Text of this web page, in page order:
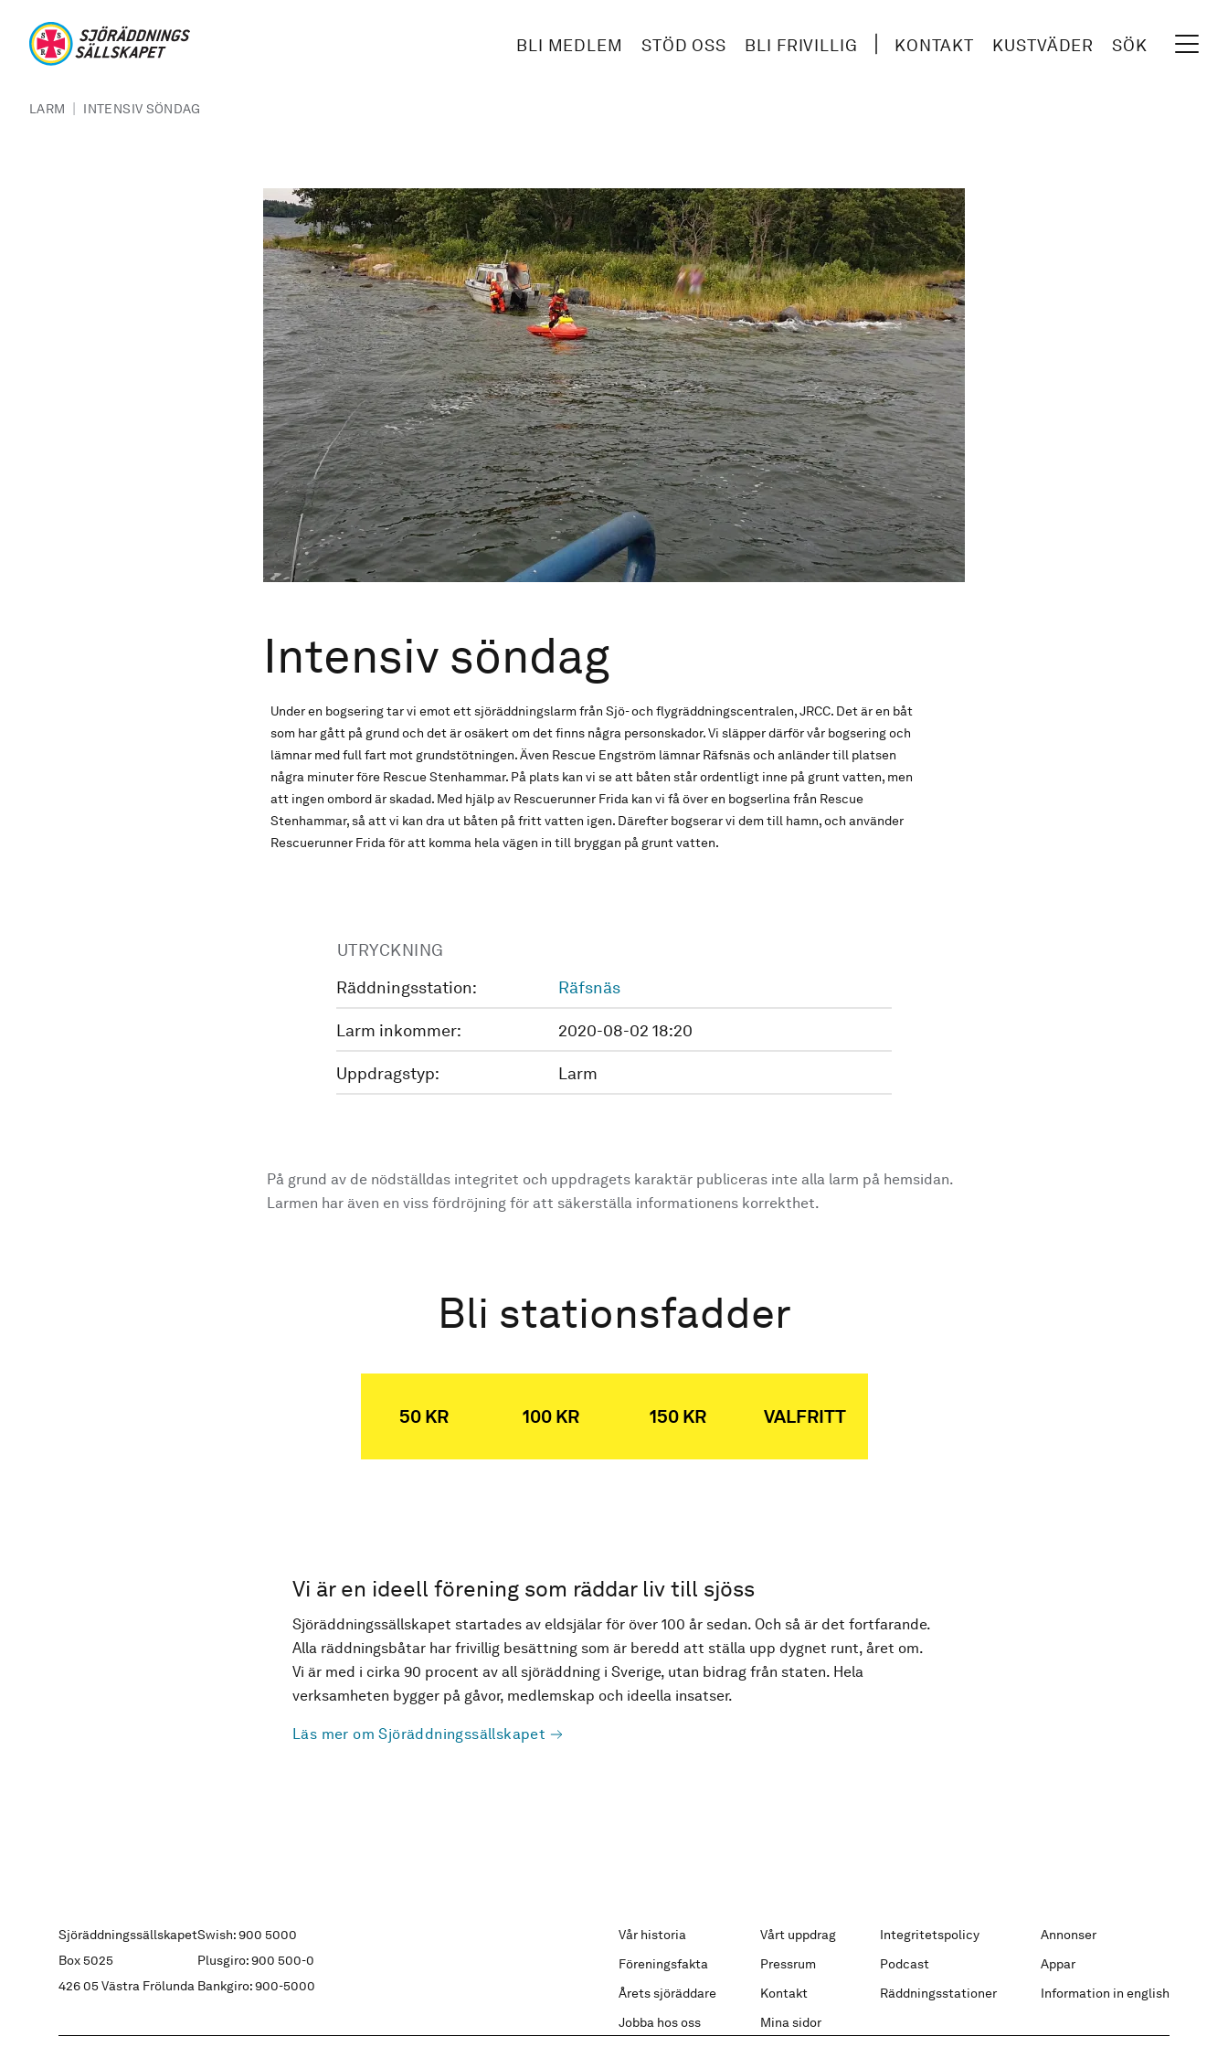
BLI MEDLEM STÖD OSS BLI FRIVILLIG KONTAKT KUSTVÄDER SÖK
LARM | INTENSIV SÖNDAG
Intensiv söndag
Under en bogsering tar vi emot ett sjöräddningslarm från Sjö- och flygräddningscentralen, JRCC. Det är en båt
som har gått på grund och det är osäkert om det finns några personskador. Vi släpper därför vår bogsering och
lämnar med full fart mot grundstötningen. Även Rescue Engström lämnar Räfsnäs och anländer till platsen
några minuter före Rescue Stenhammar. På plats kan vi se att båten står ordentligt inne på grunt vatten, men
att ingen ombord är skadad. Med hjälp av Rescuerunner Frida kan vi få över en bogserlina från Rescue
Stenhammar, så att vi kan dra ut båten på fritt vatten igen. Därefter bogserar vi dem till hamn, och använder
Rescuerunner Frida för att komma hela vägen in till bryggan på grunt vatten.
UTRYCKNING
Räddningsstation:
Räfsnäs
Larm inkommer: 2020-08-02 18:20
Uppdragstyp: Larm
På grund av de nödställdas integritet och uppdragets karaktär publiceras inte alla larm på hemsidan.
Larmen har även en viss fördröjning för att säkerställa informationens korrekthet.
Bli stationsfadder
50 KR 100 KR 150 KR VALFRITT
Vi är en ideell förening som räddar liv till sjöss
Sjöräddningssällskapet startades av eldsjälar för över 100 år sedan. Och så är det fortfarande.
Alla räddningsbåtar har frivillig besättning som är beredd att ställa upp dygnet runt, året om.
Vi är med i cirka 90 procent av all sjöräddning i Sverige, utan bidrag från staten. Hela
verksamheten bygger på gåvor, medlemskap och ideella insatser.
Läs mer om Sjöräddningssällskapet
Sjöräddningssällskapet
Box 5025
426 05 Västra Frölunda
Swish: 900 5000
Plusgiro: 900 500-0
Bankgiro: 900-5000
Vår historia Vårt uppdrag Integritetspolicy
Annonser
Föreningsfakta
Pressrum Podcast
Appar
Årets sjöräddare
Kontakt Räddningsstationer
Information in english
Jobba hos oss
Mina sidor